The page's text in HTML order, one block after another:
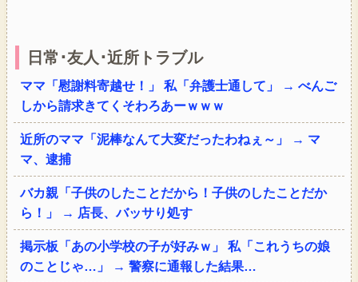
日常･友人･近所トラブル
ママ「慰謝料寄越せ！」 私「弁護士通して」 → べんご
しから請求きてくそわろあーｗｗｗ
近所のママ「泥棒なんて大変だったわねぇ～」 → マ
マ、逮捕
バカ親「子供のしたことだから！子供のしたことだか
ら！」 → 店長、バッサり処す
掲示板「あの小学校の子が好みｗ」 私「これうちの娘
のことじゃ…」 → 警察に通報した結果…